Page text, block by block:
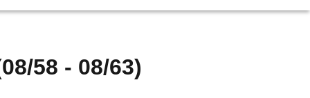
58 - 08/63)